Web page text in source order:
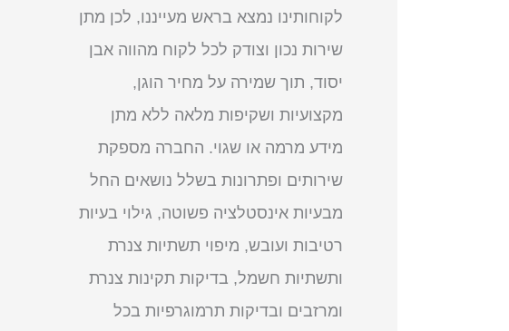
לקוחותינו נמצא בראש מעייננו, לכן מתן
שירות נכון וצודק לכל לקוח מהווה אבן
יסוד, תוך שמירה על מחיר הוגן,
מקצועיות ושקיפות מלאה ללא מתן
מידע מרמה או שגוי. החברה מספקת
שירותים ופתרונות בשלל נושאים החל
מבעיות אינסטלציה פשוטה, גילוי בעיות
רטיבות ועובש, מיפוי תשתיות צנרת
ותשתיות חשמל, בדיקות תקינות צנרת
ומרזבים ובדיקות תרמוגרפיות בכל